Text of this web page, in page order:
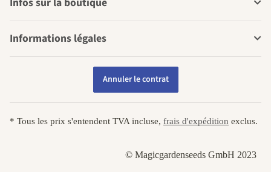
Informations légales
Annuler le contrat
* Tous les prix s'entendent TVA incluse, frais d'expédition exclus.
© Magicgardenseeds GmbH 2023